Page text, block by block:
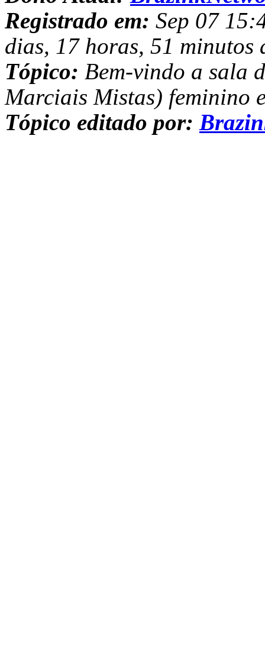
Registrado em: Sep 07
dias, 17 horas, 51 minutos
Tópico: Bem-vindo a sala
Marciais Mistas) feminino
Tópico editado por: